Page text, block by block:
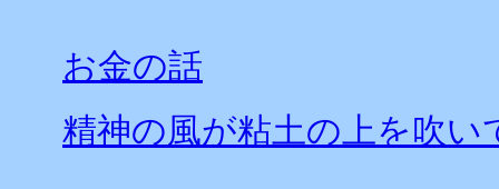
お金の話
精神の風が粘土の上を吹